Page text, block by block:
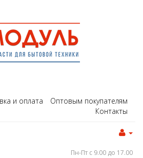
и оплата
Оптовым покупателям
Контакты
Пн-Пт с 9.00 до 17.00